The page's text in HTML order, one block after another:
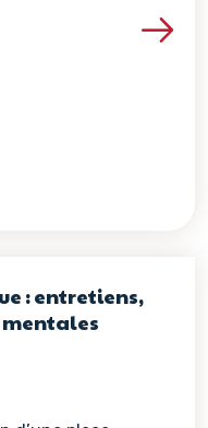
Voir les détails de la
: entretiens,